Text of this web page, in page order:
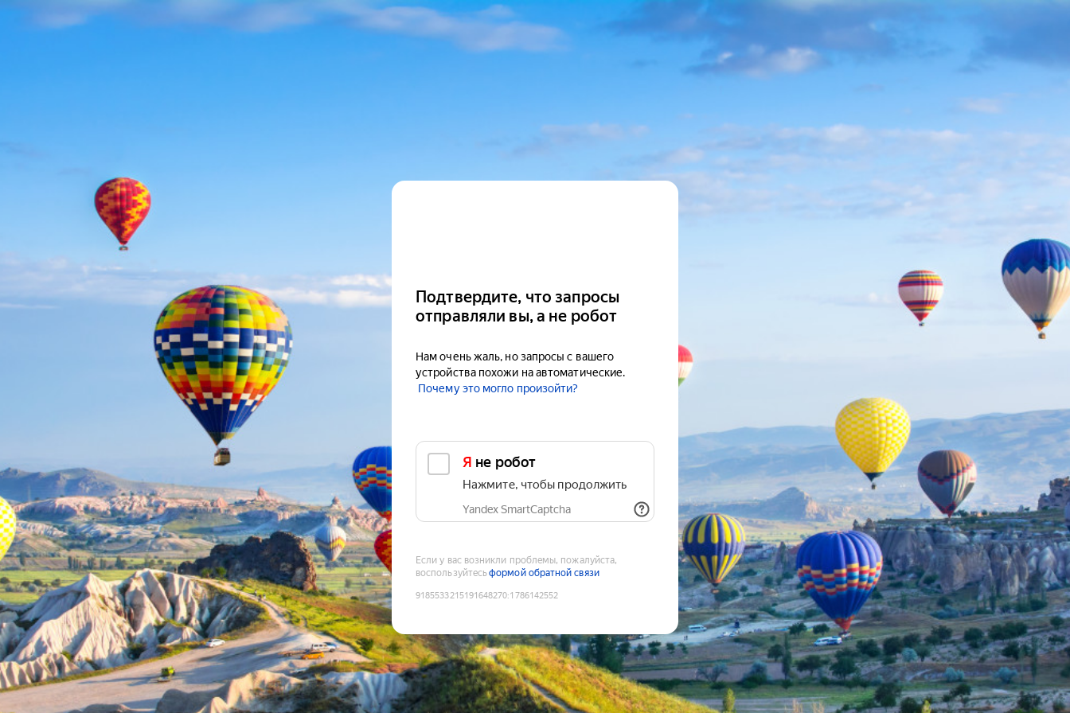
Подтвердите, что запросы
отправляли вы, а не робот
Нам очень жаль, но запросы с вашего
устройства похожи на автоматические.
Почему это могло произойти?
Я не робот
Нажмите, чтобы продолжить
Yandex SmartCaptcha
Если у вас возникли проблемы, пожалуйста,
воспользуйтесьформой обратной связи
9185533215191648270:1786142552